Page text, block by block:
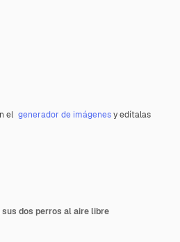
el generador de imágenesy edítalas
dos perros al aire libre